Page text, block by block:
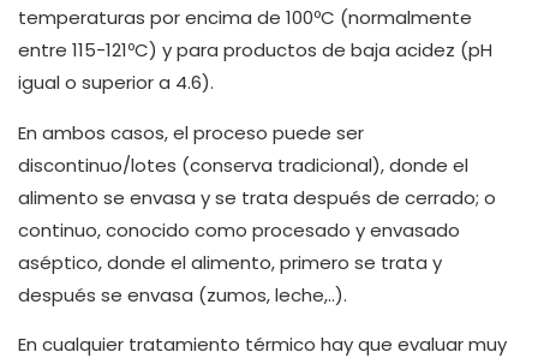
temperaturas por encima de 100ºC (normalmente
entre 115-121ºC) y para productos de baja acidez (pH
igual o superior a 4.6).
En ambos casos, el proceso puede ser
discontinuo/lotes (conserva tradicional), donde el
alimento se envasa y se trata después de cerrado; o
continuo, conocido como procesado y envasado
aséptico, donde el alimento, primero se trata y
después se envasa (zumos, leche,..).
En cualquier tratamiento térmico hay que evaluar muy